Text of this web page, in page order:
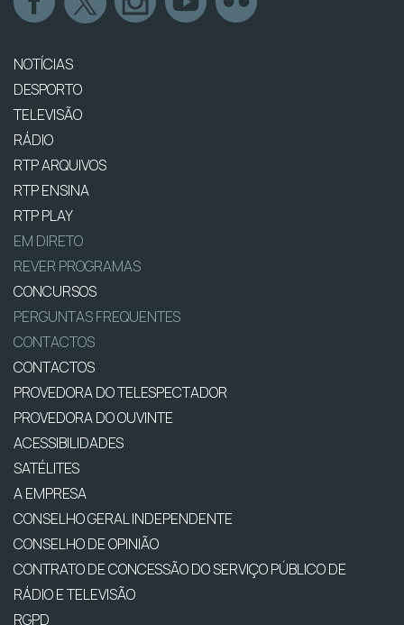
NOTÍCIAS
DESPORTO
TELEVISÃO
RÁDIO
RTP ARQUIVOS
RTP ENSINA
RTP PLAY
EM DIRETO
REVER PROGRAMAS
CONCURSOS
PERGUNTAS FREQUENTES
CONTACTOS
CONTACTOS
PROVEDORA DO TELESPECTADOR
PROVEDORA DO OUVINTE
ACESSIBILIDADES
SATÉLITES
A EMPRESA
CONSELHO GERAL INDEPENDENTE
CONSELHO DE OPINIÃO
CONTRATO DE CONCESSÃO DO SERVIÇO PÚBLICO DE
RÁDIO E TELEVISÃO
RGPD